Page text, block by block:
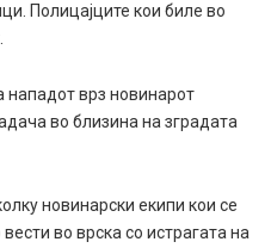
Полицајците кои биле во
нападот врз новинарот
во близина на зградата
новинарски екипи кои се
во врска со истрагата на